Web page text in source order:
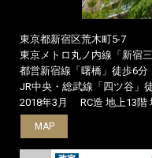
東京都新宿区荒木町5-7
東京メトロ丸ノ内線「新宿
都営新宿線「曙橋」徒歩6分
JR中央・総武線「四ツ谷」
2018年3月
RC造 地上13階
MAP